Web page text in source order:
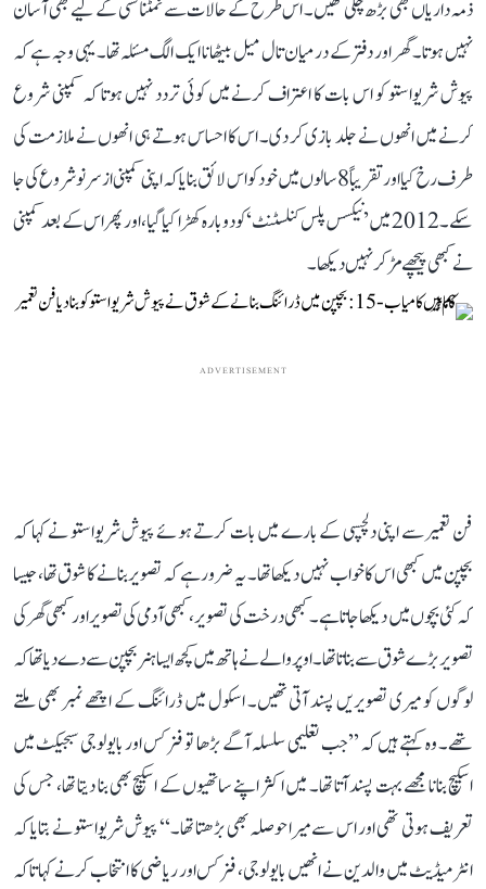
ذمہ داریاں بھی بڑھ چکی تھیں۔ اس طرح کے حالات سے نمٹنا کسی کے لیے بھی آسان
نہیں ہوتا۔ گھر اور دفتر کے درمیان تال میل بیٹھانا ایک الگ مسئلہ تھا۔ یہی وجہ ہے کہ
پیوش شریواستو کو اس بات کا اعتراف کرنے میں کوئی تردد نہیں ہوتا کہ کمپنی شروع
کرنے میں انھوں نے جلد بازی کر دی۔ اس کا احساس ہوتے ہی انھوں نے ملازمت کی
طرف رخ کیا اور تقریباً 8 سالوں میں خود کو اس لائق بنایا کہ اپنی کمپنی از سر نو شروع کی جا
سکے۔ 2012 میں ’نیکسس پلس کنلسٹنٹ‘ کو دوبارہ کھڑا کیا گیا، اور پھر اس کے بعد کمپنی
نے کبھی پیچھے مڑ کر نہیں دیکھا۔
ADVERTISEMENT
فن تعمیر سے اپنی دلچسپی کے بارے میں بات کرتے ہوئے پیوش شریواستو نے کہا کہ
بچپن میں کبھی اس کا خواب نہیں دیکھا تھا۔ یہ ضرور ہے کہ تصویر بنانے کا شوق تھا، جیسا
کہ کئی بچوں میں دیکھا جاتا ہے۔ کبھی درخت کی تصویر، کبھی آدمی کی تصویر اور کبھی گھر کی
تصویر بڑے شوق سے بناتا تھا۔ اوپر والے نے ہاتھ میں کچھ ایسا ہنر بچپن سے دے دیا تھا کہ
لوگوں کو میری تصویریں پسند آتی تھیں۔ اسکول میں ڈرائنگ کے اچھے نمبر بھی ملتے
تھے۔ وہ کہتے ہیں کہ ’’جب تعلیمی سلسلہ آگے بڑھا تو فزکس اور بایولوجی سبجیکٹ میں
اسکیچ بنانا مجھے بہت پسند آتا تھا۔ میں اکثر اپنے ساتھیوں کے اسکیچ بھی بنا دیتا تھا، جس کی
تعریف ہوتی تھی اور اس سے میرا حوصلہ بھی بڑھتا تھا۔‘‘ پیوش شریواستو نے بتایا کہ
انٹرمیڈیٹ میں والدین نے انھیں بایولوجی، فزکس اور ریاضی کا انتخاب کرنے کہا تاکہ